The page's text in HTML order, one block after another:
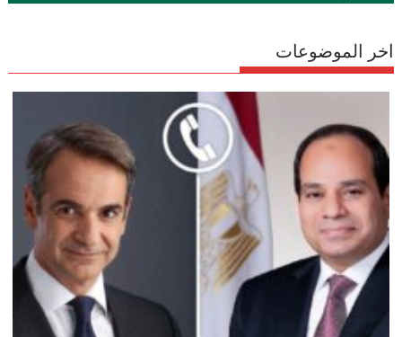
اخر الموضوعات